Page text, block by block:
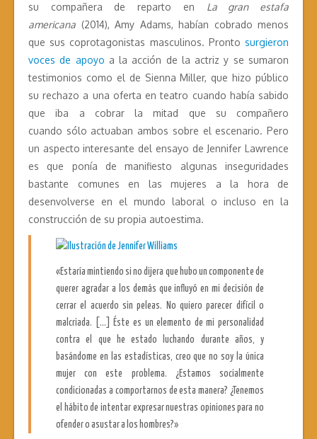
su compañera de reparto en La gran estafa
americana (2014), Amy Adams, habían cobrado menos
que sus coprotagonistas masculinos. Pronto surgieron
voces de apoyo a la acción de la actriz y se sumaron
testimonios como el de Sienna Miller, que hizo público
su rechazo a una oferta en teatro cuando había sabido
que iba a cobrar la mitad que su compañero
cuando sólo actuaban ambos sobre el escenario. Pero
un aspecto interesante del ensayo de Jennifer Lawrence
es que ponía de manifiesto algunas inseguridades
bastante comunes en las mujeres a la hora de
desenvolverse en el mundo laboral o incluso en la
construcción de su propia autoestima.
«Estaría mintiendo si no dijera que hubo un componente de
querer agradar a los demás que influyó en mi decisión de
cerrar el acuerdo sin peleas. No quiero parecer difícil o
malcriada. […] Éste es un elemento de mi personalidad
contra el que he estado luchando durante años, y
basándome en las estadísticas, creo que no soy la única
mujer con este problema. ¿Estamos socialmente
condicionadas a comportarnos de esta manera? ¿Tenemos
el hábito de intentar expresar nuestras opiniones para no
ofender o asustar a los hombres?»